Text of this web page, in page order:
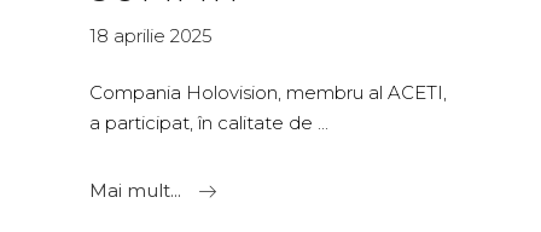
18 aprilie 2025
Compania Holovision, membru al ACETI,
a participat, în calitate de
Mai mult...